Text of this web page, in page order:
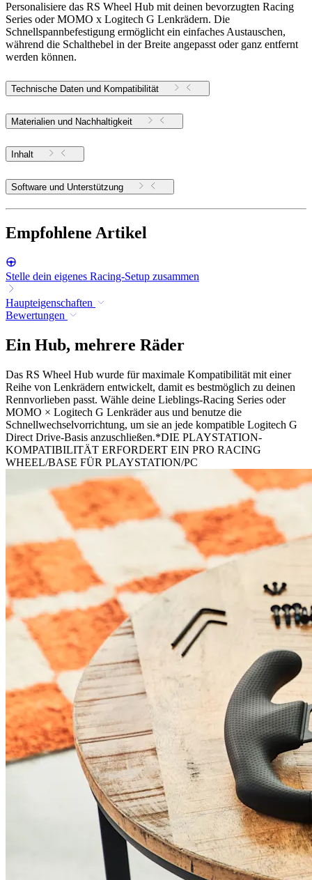
Personalisiere das RS Wheel Hub mit deinen bevorzugten Racing
Series oder MOMO x Logitech G Lenkrädern. Die
Schnellspannbefestigung ermöglicht ein einfaches Austauschen,
während die Schalthebel in der Breite angepasst oder ganz entfernt
werden können.
Technische Daten und Kompatibilität
Materialien und Nachhaltigkeit
Inhalt
Software und Unterstützung
Empfohlene Artikel
Stelle dein eigenes Racing-Setup zusammen
Haupteigenschaften
Bewertungen
Ein Hub, mehrere Räder
Das RS Wheel Hub wurde für maximale Kompatibilität mit einer
Reihe von Lenkrädern entwickelt, damit es bestmöglich zu deinen
Rennvorlieben passt. Wähle deine Lieblings-Racing Series oder
MOMO × Logitech G Lenkräder aus und benutze die
Schnellwechselvorrichtung, um sie an jede kompatible Logitech G
Direct Drive-Basis anzuschließen.*DIE PLAYSTATION-
KOMPATIBILITÄT ERFORDERT EIN PRO RACING
WHEEL/BASE FÜR PLAYSTATION/PC